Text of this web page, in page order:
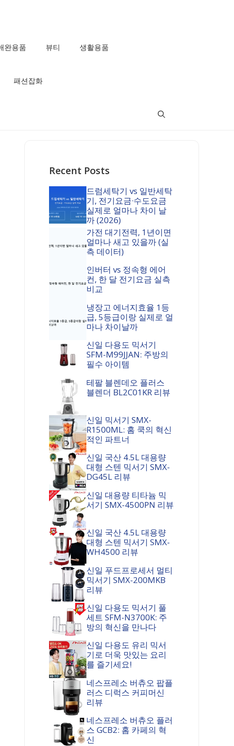
완용품 뷰티 생활용품
패션잡화
Recent Posts
드럼세탁기 vs 일반세탁
기, 전기요금·수도요금
실제로 얼마나 차이 날
까 (2026)
가전 대기전력, 1년이면
얼마나 새고 있을까 (실
측 데이터)
인버터 vs 정속형 에어
컨, 한 달 전기요금 실측
비교
냉장고 에너지효율 1등
급, 5등급이랑 실제로 얼
마나 차이날까
신일 다용도 믹서기
SFM-M99JJAN: 주방의
필수 아이템
테팔 블렌데오 플러스
블렌더 BL2C01KR 리뷰
신일 믹서기 SMX-
R1500ML: 홈 쿡의 혁신
적인 파트너
신일 국산 4.5L 대용량
대형 스텐 믹서기 SMX-
DG45L 리뷰
신일 대용량 티타늄 믹
서기 SMX-4500PN 리뷰
신일 국산 4.5L 대용량
대형 스텐 믹서기 SMX-
WH4500 리뷰
신일 푸드프로세서 멀티
믹서기 SMX-200MKB
리뷰
신일 다용도 믹서기 풀
세트 SFM-N3700K: 주
방의 혁신을 만나다
신일 다용도 유리 믹서
기로 더욱 맛있는 요리
를 즐기세요!
네스프레소 버츄오 팝플
러스 디럭스 커피머신
리뷰
네스프레소 버츄오 플러
스 GCB2: 홈 카페의 혁
신